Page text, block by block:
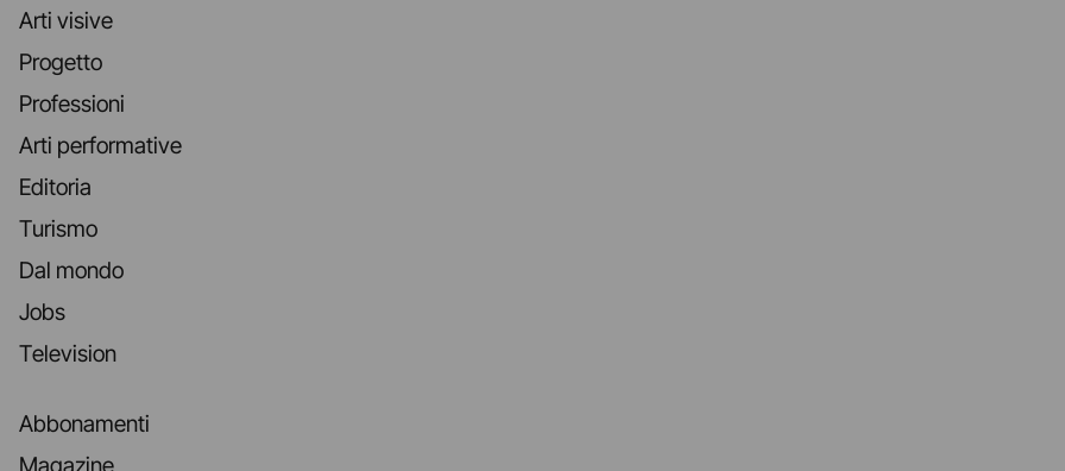
Arti visive
Progetto
Professioni
Arti performative
Editoria
Turismo
Dal mondo
Jobs
Television
Abbonamenti
Magazine